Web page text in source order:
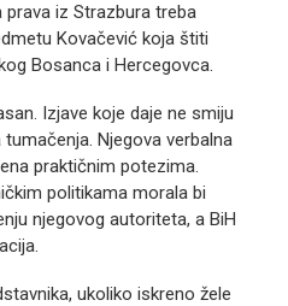
prava iz Strazbura treba
Kovačević koja štiti
Bosanca i Hercegovca.
Izjave koje daje ne smiju
Njegova verbalna
praktičnim potezima.
politikama morala bi
njegovog autoriteta, a BiH
ukoliko iskreno žele